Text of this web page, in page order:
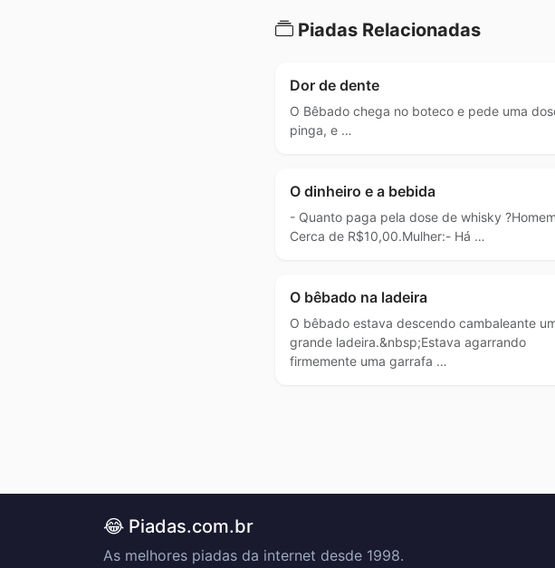
Piadas Relacionadas
Dor de dente
O Bêbado chega no boteco e pede uma
pinga, e …
O dinheiro e a bebida
- Quanto paga pela dose de whisky
Cerca de R$10,00.Mulher:- Há …
O bêbado na ladeira
O bêbado estava descendo cambaleante
grande ladeira.&nbsp;Estava agarrando
firmemente uma garrafa …
😂 Piadas.com.br
As melhores piadas da internet desde 1998.